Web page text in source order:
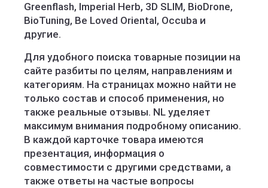
Greenflash, Imperial Herb, 3D SLIM, BioDrone,
BioTuning, Be Loved Oriental, Occuba и
другие.
Для удобного поиска товарные позиции на
сайте разбиты по целям, направлениям и
категориям. На страницах можно найти не
только состав и способ применения, но
также реальные отзывы. NL уделяет
максимум внимания подробному описанию.
В каждой карточке товара имеются
презентация, информация о
совместимости с другими средствами, а
также ответы на частые вопросы